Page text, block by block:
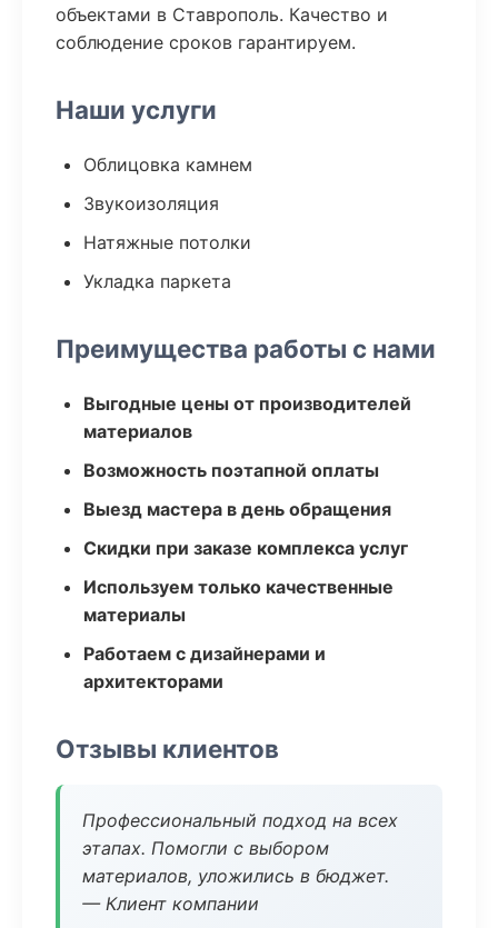
объектами в Ставрополь. Качество и
соблюдение сроков гарантируем.
Наши услуги
Облицовка камнем
Звукоизоляция
Натяжные потолки
Укладка паркета
Преимущества работы с нами
Выгодные цены от производителей
материалов
Возможность поэтапной оплаты
Выезд мастера в день обращения
Скидки при заказе комплекса услуг
Используем только качественные
материалы
Работаем с дизайнерами и
архитекторами
Отзывы клиентов
Профессиональный подход на всех
этапах. Помогли с выбором
материалов, уложились в бюджет.
— Клиент компании